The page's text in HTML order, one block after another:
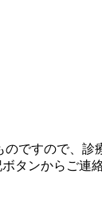
ですので、
タンからご連絡